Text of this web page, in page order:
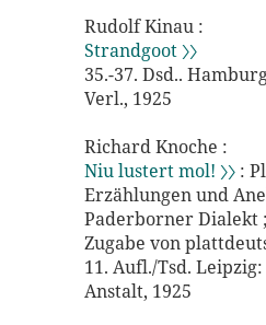
Rudolf Kinau :
Strandgoot 〉〉
35.-37. Dsd..
Verl., 1925
Richard Knoche :
Niu lustert mol! 〉〉 :
Erzählungen und
Paderborner Dialekt
Zugabe von
11. Aufl./Tsd.
Anstalt, 1925